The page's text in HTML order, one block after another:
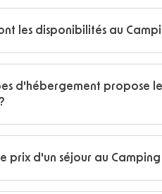
les disponibilités au
d'hébergement propose
prix d'un séjour au Camping